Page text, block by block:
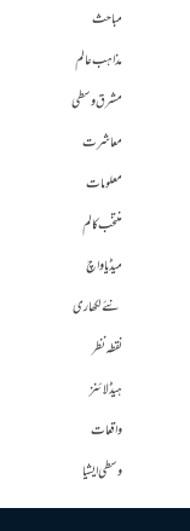
مباحث
مذاہب عالم
مشرق وسطی
معاشرت
معلومات
منتخب کالم
میڈیا واچ
نئے لکھاری
نقطہ نظر
ہیڈلائنز
واقعات
وسطی ایشیا